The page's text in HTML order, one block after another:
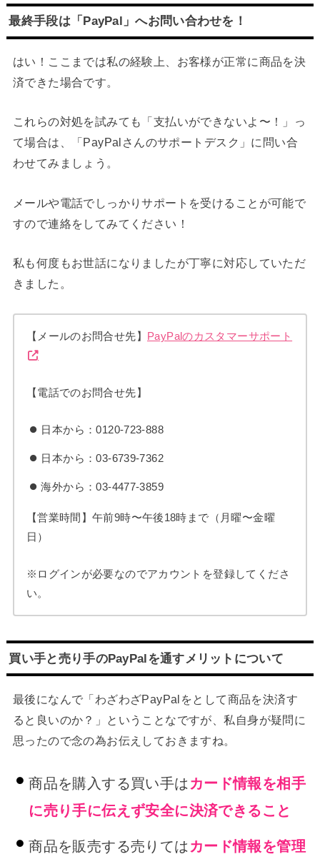
最終手段は「PayPal」へお問い合わせを！
はい！ここまでは私の経験上、お客様が正常に商品を決
済できた場合です。
これらの対処を試みても「支払いができないよ〜！」っ
て場合は、「PayPalさんのサポートデスク」に問い合
わせてみましょう。
メールや電話でしっかりサポートを受けることが可能で
すので連絡をしてみてください！
私も何度もお世話になりましたが丁寧に対応していただ
きました。
【メールのお問合せ先】 PayPalのカスタマーサポート
【電話でのお問合せ先】
日本から：0120-723-888
日本から：03-6739-7362
海外から：03-4477-3859
【営業時間】午前9時〜午後18時まで（月曜〜金曜
日）
※ログインが必要なのでアカウントを登録してくださ
い。
買い手と売り手のPayPalを通すメリットについて
最後になんで「わざわざPayPalをとして商品を決済す
ると良いのか？」ということなですが、私自身が疑問に
思ったので念の為お伝えしておきますね。
商品を購入する買い手は カード情報を相手
に売り手に伝えず安全に決済できること
商品を販売する売りては カード情報を管理